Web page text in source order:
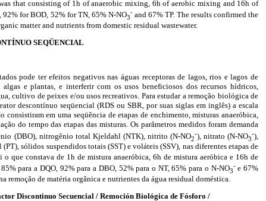
that consisting of 1h of anaerobic mixing, 6h of aerobic mixing and 16h of
for BOD, 52% for TN, 65% N-NO3
-and 67% TP. The results confirmed the
matter and nutrients from domestic residual wastewater.
SEQÜENCIAL
pode ter efeitos negativos nas águas receptoras de lagos, rios e lagos de
e plantas, e interferir com os usos beneficiosos dos recursos hídricos,
cultivo de peixes e/ou usos recreativos. Para estudar a remoção biológica de
descontínuo seqüencial (RDS ou SBR, por suas siglas em inglês) a escala
em uma seqüência de etapas de enchimento, misturas anaeróbica,
do tempo das etapas das misturas. Os parâmetros medidos foram demanda
(DBO), nitrogênio total Kjeldahl (NTK), nitrito (N-NO2
-), nitrato (N-NO3
-),
sólidos suspendidos totais (SST) e voláteis (SSV), nas diferentes etapas de
que constava de 1h de mistura anaeróbica, 6h de mistura aeróbica e 16h de
para a DQO, 92% para a DBO, 52% para o NT, 65% para o N-NO3
-e 67%
remoção de matéria orgânica e nutrientes da água residual doméstica.
Discontinuo Secuencial / Remoción Biológica de Fósforo /